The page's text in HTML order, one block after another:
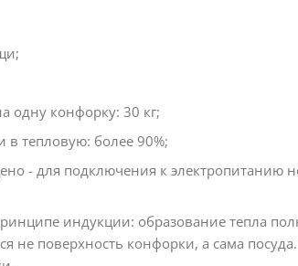
одну конфорку: 30 кг;
в тепловую: более 90%;
- для подключения к электропитанию
индукции: образование тепла
не поверхность конфорки, а сама